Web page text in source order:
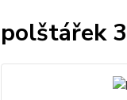
polštářek